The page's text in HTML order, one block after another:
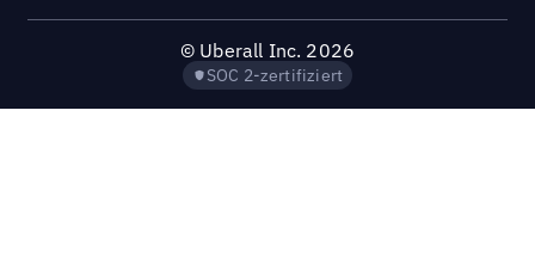
© Uberall Inc. 2026
SOC 2-zertifiziert